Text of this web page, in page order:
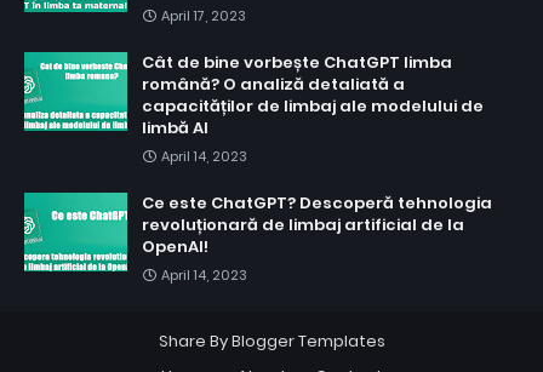
April 17, 2023
Cât de bine vorbește ChatGPT limba
română? O analiză detaliată a
capacităților de limbaj ale modelului de
limbă AI
April 14, 2023
Ce este ChatGPT? Descoperă tehnologia
revoluționară de limbaj artificial de la
OpenAI!
April 14, 2023
Share ByBlogger Templates